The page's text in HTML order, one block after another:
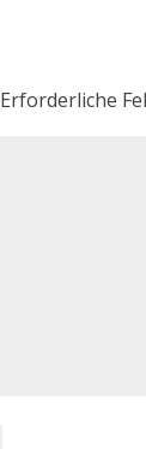
Erforderliche